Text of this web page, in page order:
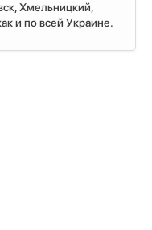
Хмельницкий,
и по всей Украине.